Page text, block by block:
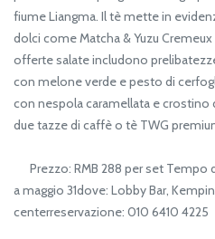
fiume Liangma. Il tè mette in
dolci come Matcha & Yuzu
offerte salate includono
con melone verde e pesto di
con nespola caramellata e crostino
due tazze di caffè o tè TWG
Prezzo: RMB 288 per set Tempo
a maggio 31dove: Lobby Bar,
centerreservazione: 010 6410 4225